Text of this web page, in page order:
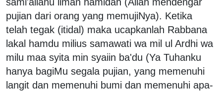
pujian dari orang yang memujiNya). Ketika
telah tegak (itidal) maka ucapkanlah Rabbana
lakal hamdu milius samawati wa mil ul Ardhi wa
milu maa syita min syaiin ba'du (Ya Tuhanku
hanya bagiMu segala pujian, yang memenuhi
langit dan memenuhi bumi dan memenuhi apa-